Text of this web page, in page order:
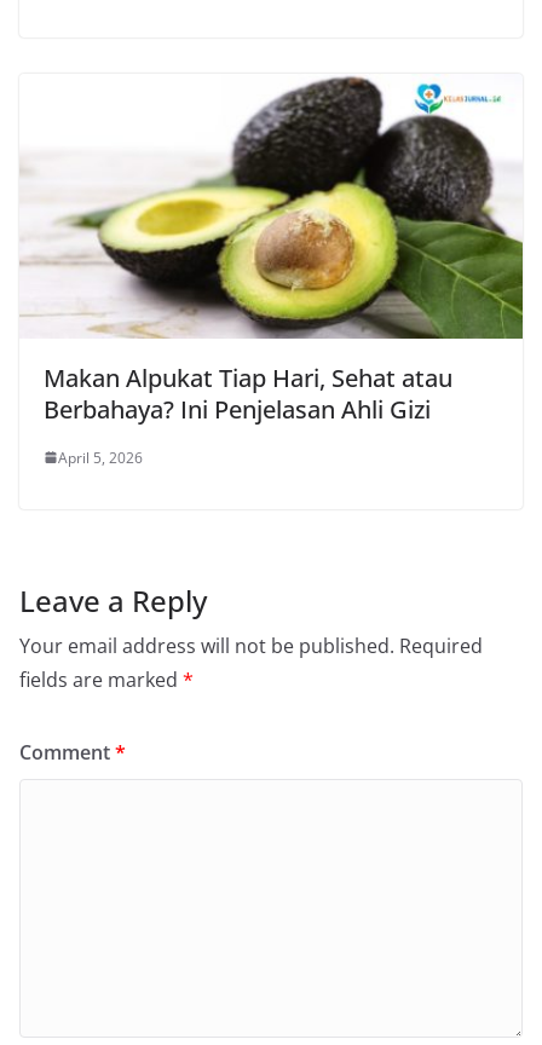
Makan Alpukat Tiap Hari, Sehat atau
Berbahaya? Ini Penjelasan Ahli Gizi
April 5, 2026
Leave a Reply
Your email address will not be published. Required
fields are marked *
Comment*